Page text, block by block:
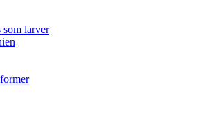
som larver